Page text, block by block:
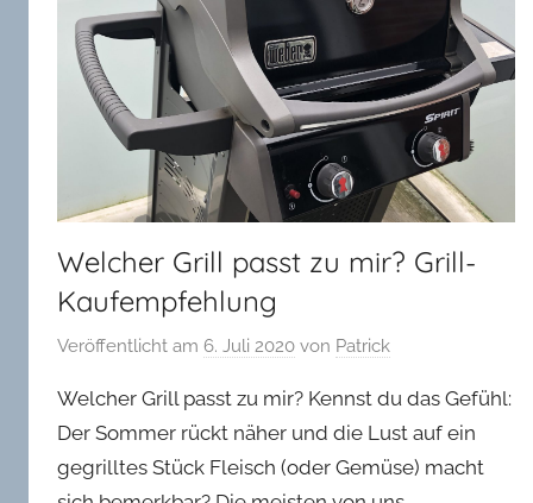
Oldenburg
Welcher Grill passt zu mir? Grill-
Kaufempfehlung
Veröffentlicht am 6. Juli 2020 von Patrick
Welcher Grill passt zu mir? Kennst du das Gefühl:
Der Sommer rückt näher und die Lust auf ein
gegrilltes Stück Fleisch (oder Gemüse) macht